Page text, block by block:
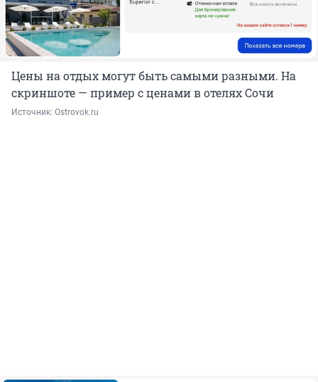
Цены на отдых могут быть самыми разными. На
скриншоте — пример с ценами в отелях Сочи
Источник: Ostrovok.ru